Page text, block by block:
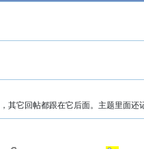
它回帖都跟在它后面。主题里面还